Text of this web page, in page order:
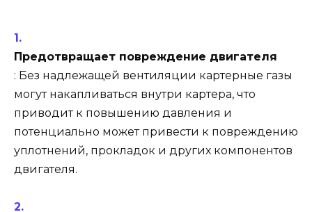
Предотвращает повреждение двигателя
: Без надлежащей вентиляции картерные газы
могут накапливаться внутри картера, что
приводит к повышению давления и
потенциально может привести к повреждению
уплотнений, прокладок и других компонентов
двигателя.